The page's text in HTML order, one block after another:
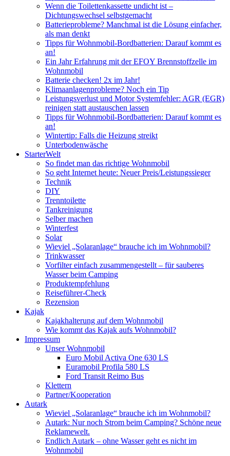
Wenn die Toilettenkassette undicht ist –
Dichtungswechsel selbstgemacht
Batterieprobleme? Manchmal ist die Lösung einfacher,
als man denkt
Tipps für Wohnmobil-Bordbatterien: Darauf kommt es
an!
Ein Jahr Erfahrung mit der EFOY Brennstoffzelle im
Wohnmobil
Batterie checken! 2x im Jahr!
Klimaanlagenprobleme? Noch ein Tip
Leistungsverlust und Motor Systemfehler: AGR (EGR)
reinigen statt austauschen lassen
Tipps für Wohnmobil-Bordbatterien: Darauf kommt es
an!
Wintertip: Falls die Heizung streikt
Unterbodenwäsche
StarterWelt
So findet man das richtige Wohnmobil
So geht Internet heute: Neuer Preis/Leistungssieger
Technik
DIY
Trenntoilette
Tankreinigung
Selber machen
Winterfest
Solar
Wieviel „Solaranlage“ brauche ich im Wohnmobil?
Trinkwasser
Vorfilter einfach zusammengestellt – für sauberes
Wasser beim Camping
Produktempfehlung
Reiseführer-Check
Rezension
Kajak
Kajakhalterung auf dem Wohnmobil
Wie kommt das Kajak aufs Wohnmobil?
Impressum
Unser Wohnmobil
Euro Mobil Activa One 630 LS
Euramobil Profila 580 LS
Ford Transit Reimo Bus
Klettern
Partner/Kooperation
Autark
Wieviel „Solaranlage“ brauche ich im Wohnmobil?
Autark: Nur noch Strom beim Camping? Schöne neue
Reklamewelt.
Endlich Autark – ohne Wasser geht es nicht im
Wohnmobil